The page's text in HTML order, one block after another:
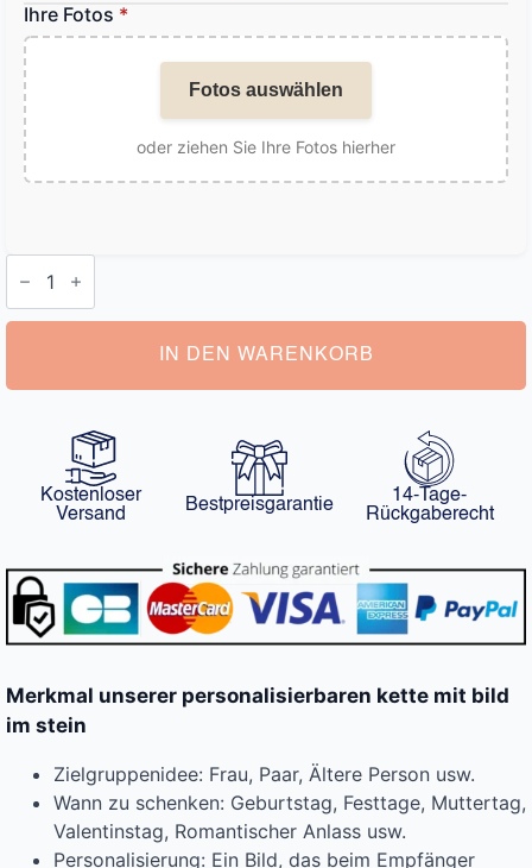
Ihre Fotos *
Fotos auswählen
oder ziehen Sie Ihre Fotos hierher
Kette
mit
im
IN DEN WARENKORB
Kostenloser
Versand
Bestpreisgarantie
14-Tage-
Rückgaberecht
Merkmal unserer personalisierbaren kette mit bild
im stein
Zielgruppenidee: Frau, Paar, Ältere Person usw.
Wann zu schenken: Geburtstag, Festtage, Muttertag,
Valentinstag, Romantischer Anlass usw.
Personalisierung: Ein Bild, das beim Empfänger